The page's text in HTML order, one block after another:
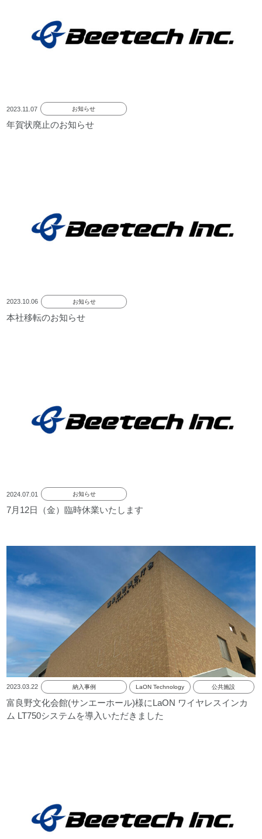
2023.11.07 お知らせ
年賀状廃止のお知らせ
2023.10.06 お知らせ
本社移転のお知らせ
2024.07.01 お知らせ
7月12日（金）臨時休業いたします
2023.03.22 納入事例 LaON Technology 公共施設
富良野文化会館(サンエーホール)様にLaON ワイヤレスインカ
ム LT750システムを導入いただきました